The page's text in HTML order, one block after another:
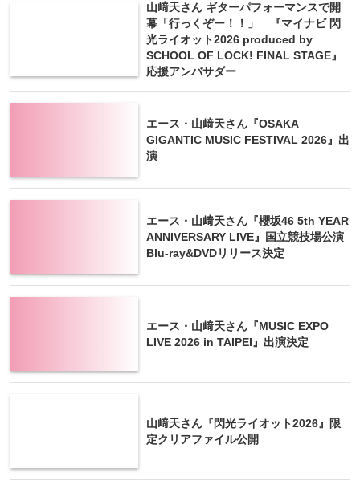
山﨑天さん ギターパフォーマンスで開
幕「行っくぞー！！」 『マイナビ 閃
光ライオット2026 produced by
SCHOOL OF LOCK! FINAL STAGE』
応援アンバサダー
エース・山﨑天さん『OSAKA
GIGANTIC MUSIC FESTIVAL 2026』出
演
エース・山﨑天さん『櫻坂46 5th YEAR
ANNIVERSARY LIVE』国立競技場公演
Blu-ray&DVDリリース決定
エース・山﨑天さん『MUSIC EXPO
LIVE 2026 in TAIPEI』出演決定
山﨑天さん『閃光ライオット2026』限
定クリアファイル公開